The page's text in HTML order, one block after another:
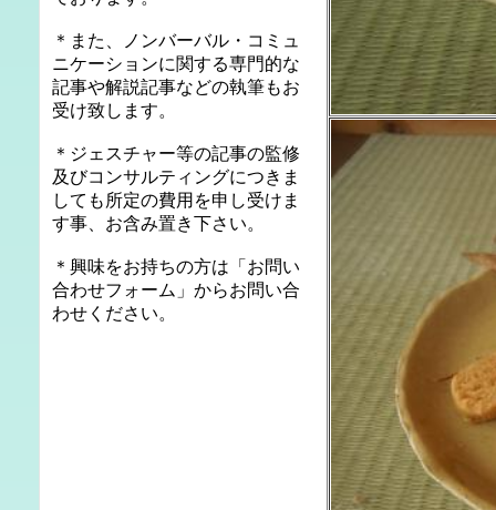
＊また、ノンバーバル・コミュ
ニケーションに関する専門的な
記事や解説記事などの執筆もお
受け致します。
＊ジェスチャー等の記事の監修
及びコンサルティングにつきま
しても所定の費用を申し受けま
す事、お含み置き下さい。
＊興味をお持ちの方は「お問い
合わせフォーム」からお問い合
わせください。